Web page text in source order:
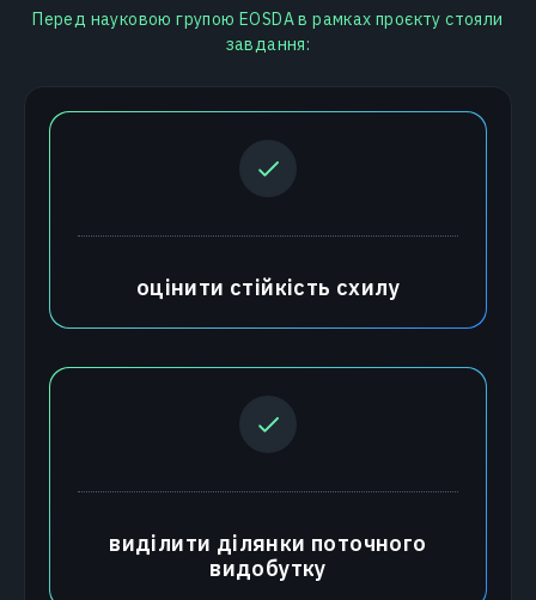
Перед науковою групою EOSDA в рамках проєкту стояли
завдання:
оцінити стійкість схилу
виділити ділянки поточного
видобутку